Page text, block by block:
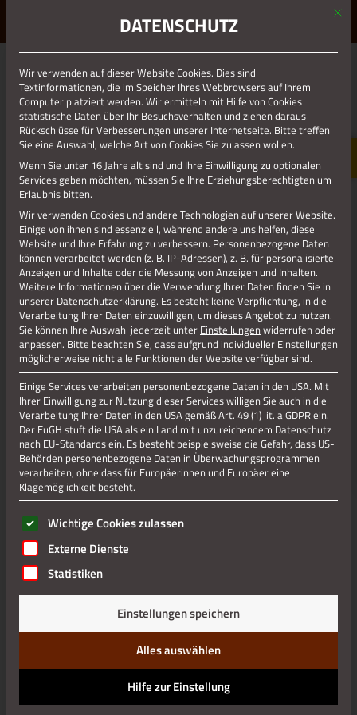
ERLEBE STOLBERG.ERLEBE DICH.
Datenschutz
Impressum
Mit
DATENSCHUTZ
Wir verwenden auf dieser Website Cookies. Dies sind
Textinformationen, die im Speicher Ihres Webbrowsers auf Ihrem
Computer platziert werden. Wir ermitteln mit Hilfe von Cookies
statistische Daten über Ihr Besuchsverhalten und ziehen daraus
Rückschlüsse für Verbesserungen unserer Internetseite. Bitte treffen
Sie eine Auswahl, welche Art von Cookies Sie zulassen wollen.
Wenn Sie unter 16 Jahre alt sind und Ihre Einwilligung zu optionalen
Services geben möchten, müssen Sie Ihre Erziehungsberechtigten um
Erlaubnis bitten.
Wir verwenden Cookies und andere Technologien auf unserer Website.
Einige von ihnen sind essenziell, während andere uns helfen, diese
Website und Ihre Erfahrung zu verbessern. Personenbezogene Daten
können verarbeitet werden (z. B. IP-Adressen), z. B. für personalisierte
Anzeigen und Inhalte oder die Messung von Anzeigen und Inhalten.
Weitere Informationen über die Verwendung Ihrer Daten finden Sie in
unserer Datenschutzerklärung. Es besteht keine Verpflichtung, in die
Verarbeitung Ihrer Daten einzuwilligen, um dieses Angebot zu nutzen.
Sie können Ihre Auswahl jederzeit unter Einstellungen widerrufen oder
anpassen. Bitte beachten Sie, dass aufgrund individueller Einstellungen
möglicherweise nicht alle Funktionen der Website verfügbar sind.
Einige Services verarbeiten personenbezogene Daten in den USA. Mit
Ihrer Einwilligung zur Nutzung dieser Services willigen Sie auch in die
Verarbeitung Ihrer Daten in den USA gemäß Art. 49 (1) lit. a GDPR ein.
Der EuGH stuft die USA als ein Land mit unzureichendem Datenschutz
nach EU-Standards ein. Es besteht beispielsweise die Gefahr, dass US-
Behörden personenbezogene Daten in Überwachungsprogrammen
verarbeiten, ohne dass für Europäerinnen und Europäer eine
Klagemöglichkeit besteht.
Es folgt eine Liste der Service-Gruppen, für die eine
Wichtige Cookies zulassen
Externe Dienste
Statistiken
Einstellungen speichern
Alles auswählen
Hilfe zur Einstellung